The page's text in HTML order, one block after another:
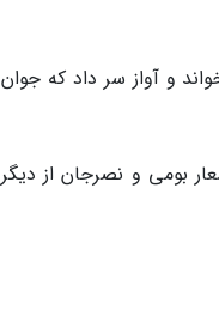
و آواز سر داد که جوان
بومی و نصرجان از دیگر